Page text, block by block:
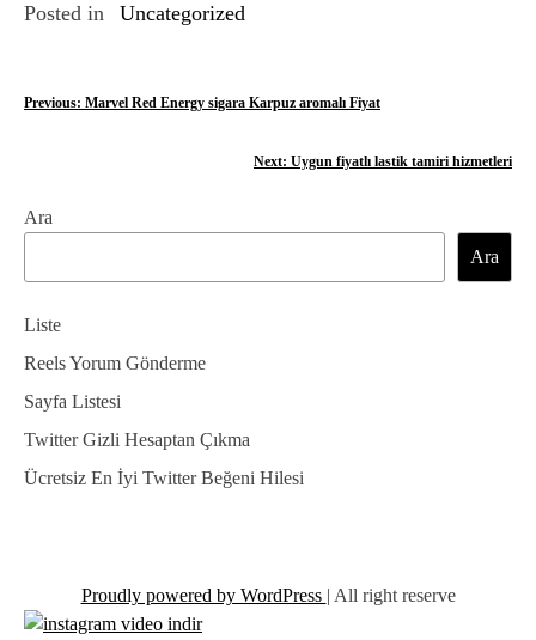
Posted in Uncategorized
Y
ı
g
e
z
i
n
i
Previous: Marvel Red Energy sigara Karpuz aromalı Fiyat
Next: Uygun fiyatlı lastik tamiri hizmetleri
Ara
Ara
Liste
Reels Yorum Gönderme
Sayfa Listesi
Twitter Gizli Hesaptan Çıkma
Ücretsiz En İyi Twitter Beğeni Hilesi
Proudly powered by WordPress | All right reserve